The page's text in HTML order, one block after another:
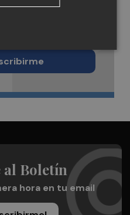
de
al Boletín
hora en tu email